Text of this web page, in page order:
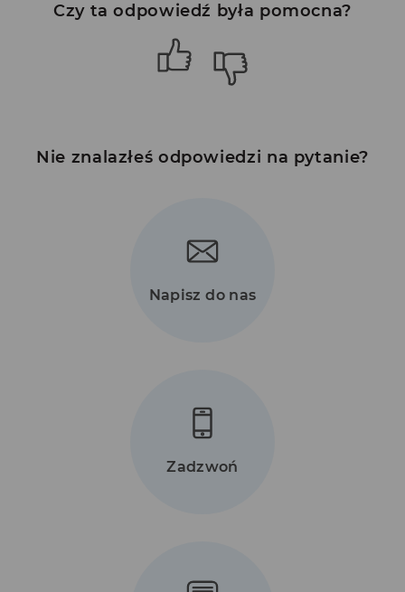
Czy ta odpowiedź była pomocna?
Nie znalazłeś odpowiedzi na pytanie?
Napisz do nas
Zadzwoń